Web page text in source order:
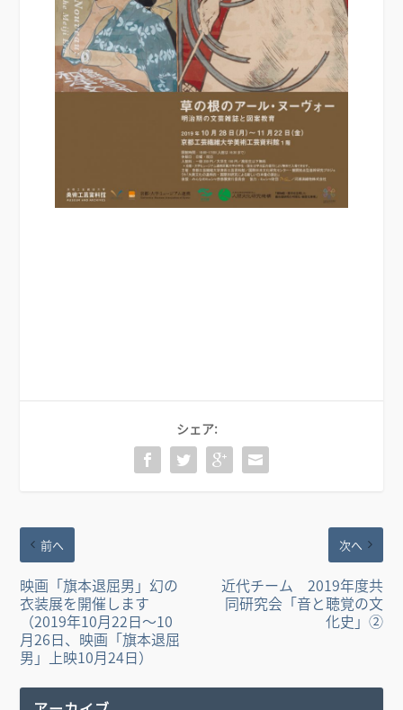
シェア:
前へ
映画「旗本退屈男」幻の
衣装展を開催します
（2019年10月22日～10
月26日、映画「旗本退屈
男」上映10月24日）
次へ
近代チーム 2019年度共
同研究会「音と聴覚の文
化史」②